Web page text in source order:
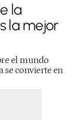
la
la mejor
el mundo
se convierte en